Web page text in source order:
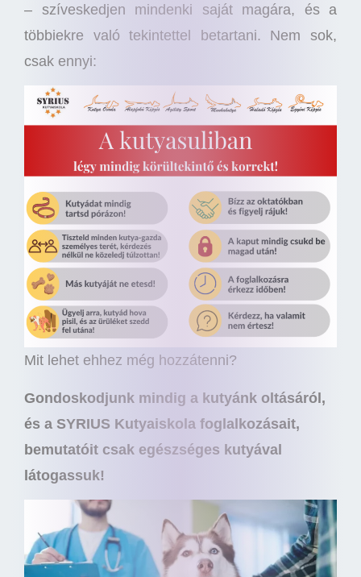
– szíveskedjen mindenki saját magára, és a
többiekre való tekintettel betartani. Nem sok,
csak ennyi:
Mit lehet ehhez még hozzátenni?
Gondoskodjunk mindig a kutyánk oltásáról,
és a SYRIUS Kutyaiskola foglalkozásait,
bemutatóit csak egészséges kutyával
látogassuk!